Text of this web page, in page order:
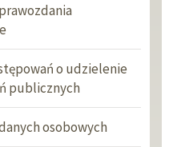
o udzielenie
publicznych
osobowych